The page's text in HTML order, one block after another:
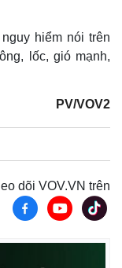
hiểm nói trên
lốc, gió mạnh,
PV/VOV2
dõi VOV.VN trên